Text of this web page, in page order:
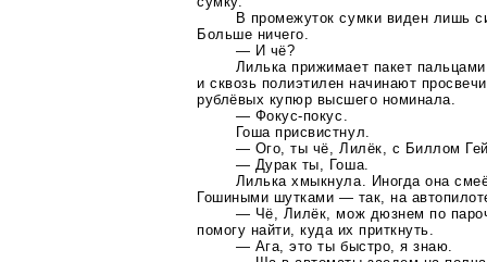
В промежуток сумки виден лишь
Больше ничего.
— И чё?
Лилька прижимает пакет
и сквозь полиэтилен начинают
рублёвых купюр высшего номинала.
— Фокус-покус
Гоша присвистнул.
— Ого, ты чё, Лилёк, с Биллом
— Дурак ты, Гоша.
Лилька хмыкнула. Иногда она
Гошиными шутками — так, на
— Чё, Лилёк, мож дюзнем по
помогу найти, куда их приткнуть.
— Ага, это ты быстро, я знаю.